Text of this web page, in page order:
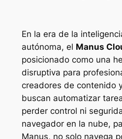
En la era de la
autónoma, el Manus
posicionado como una
disruptiva para
creadores de contenido
buscan automatizar
perder control ni
navegador en la nube,
Manus, no solo navega